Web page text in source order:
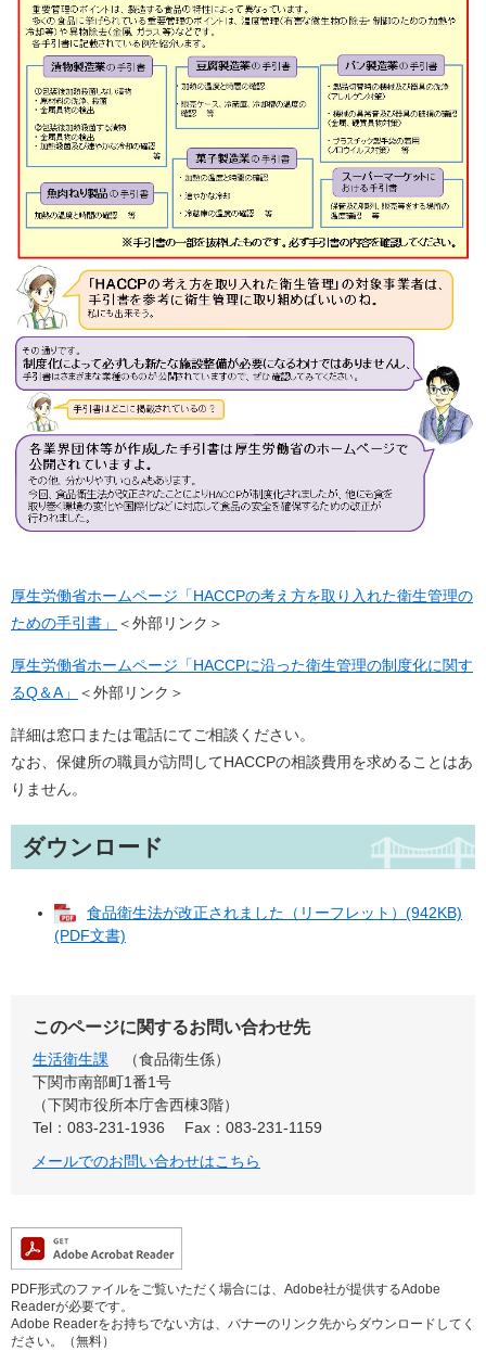
厚生労働省ホームページ「HACCPの考え方を取り入れた衛生管理の
ための手引書」
＜外部リンク＞
厚生労働省ホームページ「HACCPに沿った衛生管理の制度化に関す
るQ＆A」
＜外部リンク＞
詳細は窓口または電話にてご相談ください。
なお、保健所の職員が訪問してHACCPの相談費用を求めることはあ
りません。
ダウンロード
食品衛生法が改正されました（リーフレット）(942KB)
(PDF文書)
このページに関するお問い合わせ先
生活衛生課
食品衛生係
下関市南部町1番1号
（下関市役所本庁舎西棟3階）
Tel：083-231-1936
Fax：083-231-1159
メールでのお問い合わせはこちら
PDF形式のファイルをご覧いただく場合には、Adobe社が提供するAdobe
Readerが必要です。
Adobe Readerをお持ちでない方は、バナーのリンク先からダウンロードしてく
ださい。（無料）